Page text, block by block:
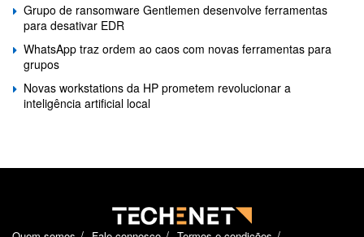
Grupo de ransomware Gentlemen desenvolve ferramentas
para desativar EDR
WhatsApp traz ordem ao caos com novas ferramentas para
grupos
Novas workstations da HP prometem revolucionar a
inteligência artificial local